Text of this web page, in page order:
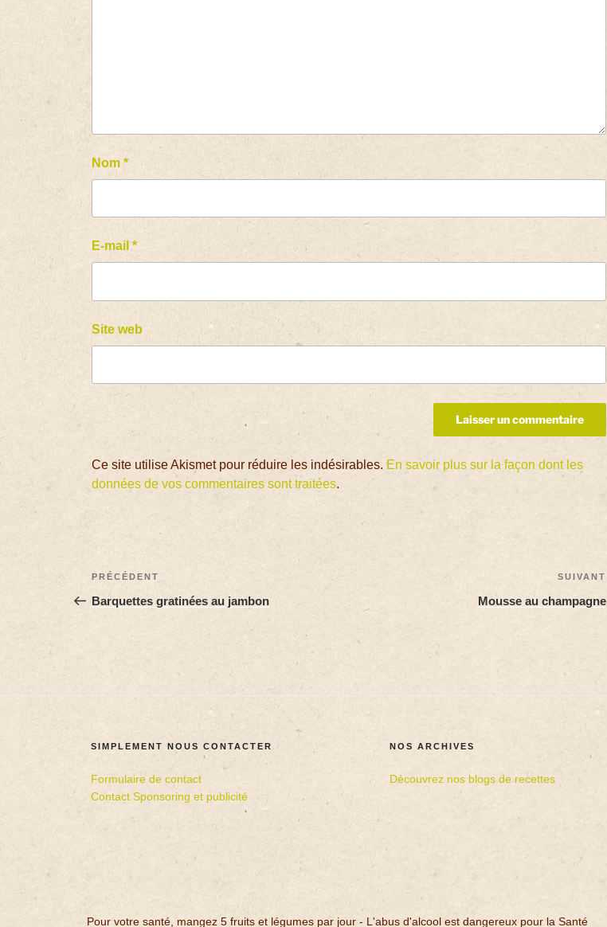
Nom*
E-mail*
Site web
Ce site utilise Akismet pour réduire les indésirables. En savoir plus sur la façon dont les
données de vos commentaires sont traitées.
PRÉCÉDENT
Barquettes gratinées au jambon
SUIVANT
Mousse au champagne
SIMPLEMENT NOUS CONTACTER
Formulaire de contact
Contact Sponsoring et publicité
NOS ARCHIVES
Découvrez nos blogs de recettes
Pour votre santé, mangez 5 fruits et légumes par jour - L'abus d'alcool est dangereux pour la Santé